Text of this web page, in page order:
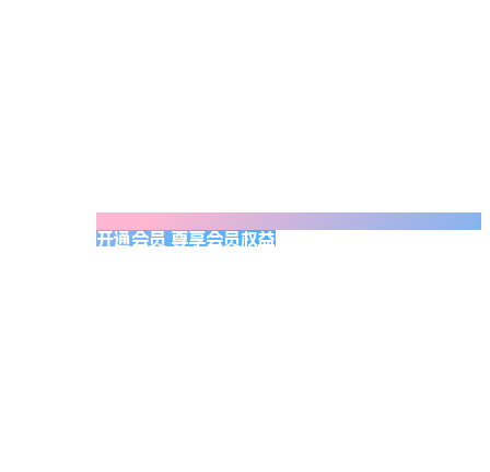
开通会员 尊享会员权益